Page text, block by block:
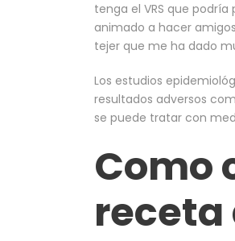
tenga el VRS que
animado a hacer
tejer que me ha dado
Los estudios
resultados adversos
se puede tratar con
Como